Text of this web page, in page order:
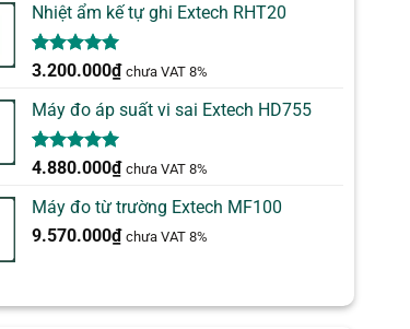
Nhiệt ẩm kế tự ghi Extech RHT20
5.00trên 5
2
đánh giá
3.200.000₫ chưa VAT 8%
Máy đo áp suất vi sai Extech HD755
5.00trên 5
1
đánh giá
4.880.000₫ chưa VAT 8%
Máy đo từ trường Extech MF100
9.570.000₫ chưa VAT 8%